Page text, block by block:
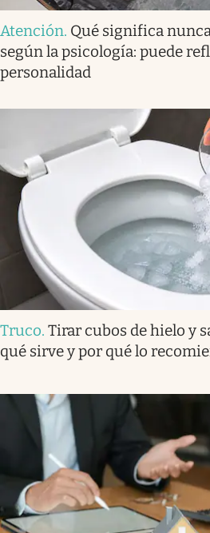
Atención. Qué significa
según la psicología: puede
personalidad
Truco. Tirar cubos de hielo y
qué sirve y por qué lo